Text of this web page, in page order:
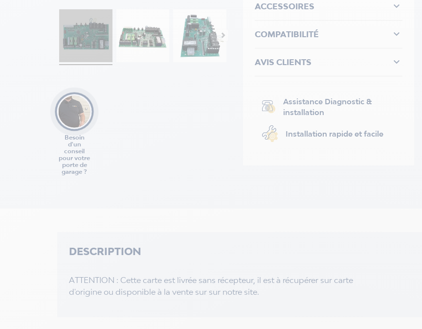
Besoin
d'un
conseil
pour votre
porte de
garage ?
ACCESSOIRES 
COMPATIBILITÉ 
AVIS CLIENTS 
Assistance Diagnostic &
installation
Installation rapide et facile
DESCRIPTION
ATTENTION : Cette carte est livrée sans récepteur, il est à récupérer sur carte
d'origine ou disponible à la vente sur sur notre site.